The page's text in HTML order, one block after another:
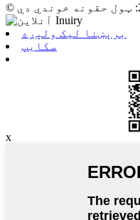
برېښنا لیک ولېږه
سکایپ
x